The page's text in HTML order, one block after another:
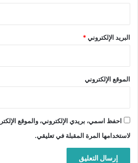
البريد الإلكتروني*
الموقع الإلكتروني
احفظ اسمي، بريدي الإلكتروني، والموقع
لاستخدامها المرة المقبلة في تعليقي.